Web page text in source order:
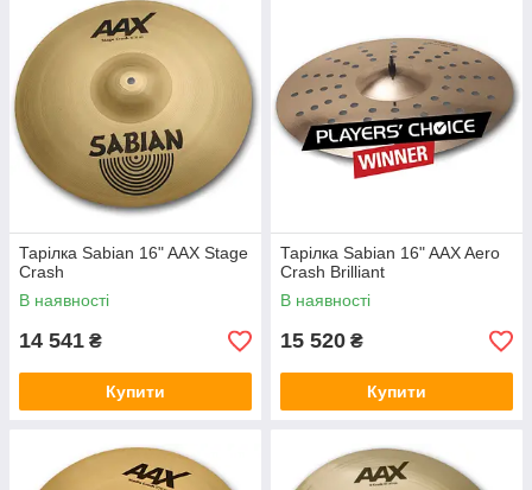
Тарілка Sabian 16" AAX Stage
Crash
В наявності
14 541 ₴
Купити
Тарілка Sabian 16" AAX Aero
Crash Brilliant
В наявності
15 520 ₴
Купити